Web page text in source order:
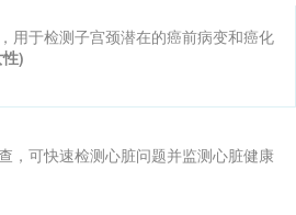
用于检测子宫颈潜在的癌前病变和癌化
)
，可快速检测心脏问题并监测心脏健康